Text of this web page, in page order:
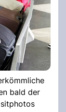
bald der